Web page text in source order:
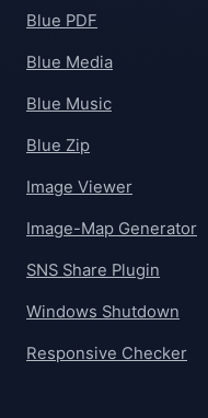
Blue PDF
Blue Media
Blue Music
Blue Zip
Image Viewer
Image-Map Generator
SNS Share Plugin
Windows Shutdown
Responsive Checker